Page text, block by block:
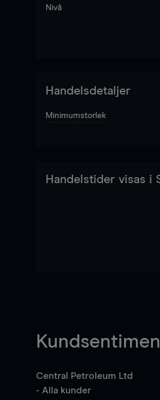
Nivå
Handelsdetaljer
Minimumstorlek
Handelstider visas i
Central Petroleum Ltd
- Alla kunder